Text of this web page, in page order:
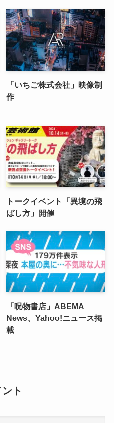
「いちご株式会社」映像制
作
トークイベント「異境の飛
ばし方」開催
「呪物書店」ABEMA
News、Yahoo!ニュース掲
載
ント